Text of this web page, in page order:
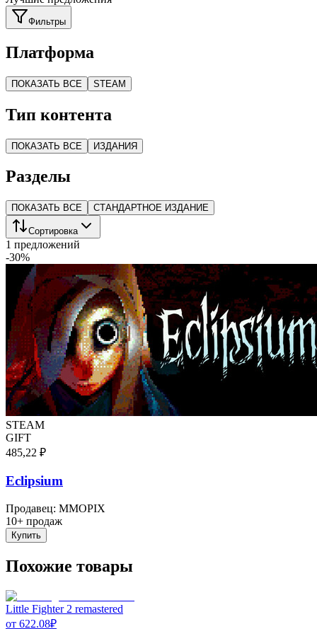
Фильтры
Платформа
ПОКАЗАТЬ ВСЕ STEAM
Тип контента
ПОКАЗАТЬ ВСЕ ИЗДАНИЯ
Разделы
ПОКАЗАТЬ ВСЕ СТАНДАРТНОЕ ИЗДАНИЕ
Сортировка
1 предложений
-30%
STEAM
GIFT
485,22 ₽
Eclipsium
Продавец: MMOPIX
10+ продаж
Купить
Похожие товары
Little Fighter 2 remastered
от 622.08₽